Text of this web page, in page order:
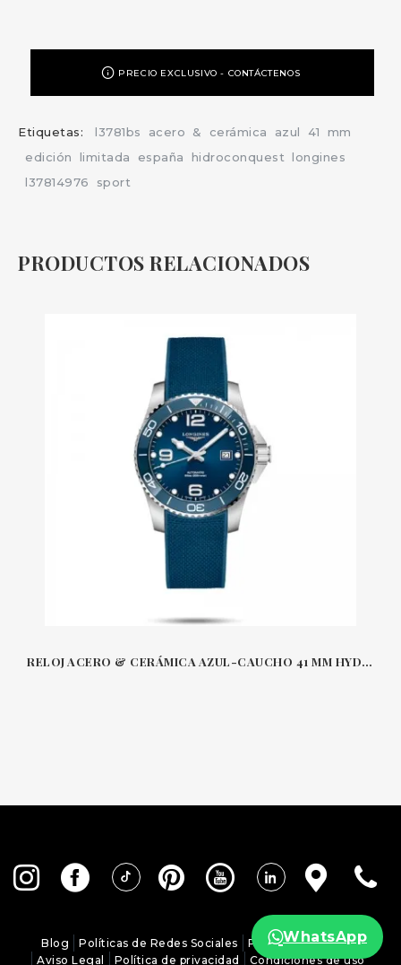
PRECIO EXCLUSIVO - CONTÁCTENOS
Etiquetas: l3781bs acero & cerámica azul 41
mm
edición
limitada españa hidroconquest longines
l37814976
sport
PRODUCTOS RELACIONADOS
RELOJ ACERO & CERÁMICA AZUL-CAUCHO 41 MM HYDROCONQUEST LONGINES L3781SBR
Blog Políticas de Redes Sociales
Política de Cookies
Aviso Legal
Política de privacidad Condiciones de uso
WhatsApp